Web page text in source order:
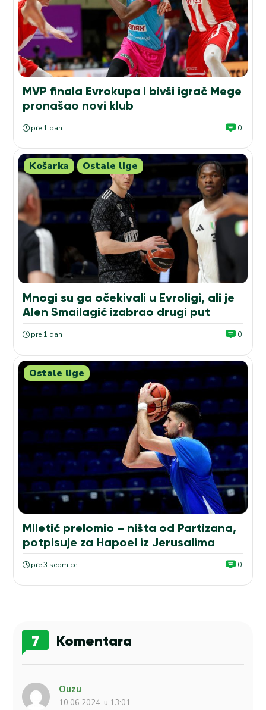
MVP finala Evrokupa i bivši igrač Mege
pronašao novi klub
pre 1 dan 0
Košarka Ostale lige
Mnogi su ga očekivali u Evroligi, ali je
Alen Smailagić izabrao drugi put
pre 1 dan 0
Ostale lige
Miletić prelomio – ništa od Partizana,
potpisuje za Hapoel iz Jerusalima
pre 3 sedmice 0
7 Komentara
Ouzu
10.06.2024. u 13:01